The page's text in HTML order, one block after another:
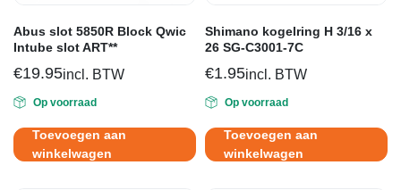
Abus slot 5850R Block Qwic
Intube slot ART**
€19.95incl. BTW
Op voorraad
Toevoegen aan
winkelwagen
Shimano kogelring H 3/16 x
26 SG-C3001-7C
€1.95incl. BTW
Op voorraad
Toevoegen aan
winkelwagen